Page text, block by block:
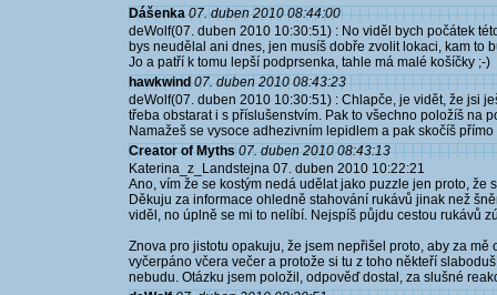
Dášenka 07. duben 2010 08:44:00
deWolf(07. duben 2010 10:30:51) : No viděl bych počátek
bys neudělal ani dnes, jen musíš dobře zvolit lokaci, kam to
Jo a patří k tomu lepší podprsenka, tahle má malé košíčky ;-)
hawkwind 07. duben 2010 08:43:23
deWolf(07. duben 2010 10:30:51) : Chlapče, je vidět, že jsi
třeba obstarat i s příslušenstvím. Pak to všechno položíš na
Namažeš se vysoce adhezivním lepidlem a pak skočíš
Creator of Myths 07. duben 2010 08:43:13
Katerina_z_Landstejna 07. duben 2010 10:22:21
Ano, vím že se kostým nedá udělat jako puzzle jen proto,
Děkuju za informace ohledně stahování rukávů jinak než
viděl, no úplně se mi to nelíbí. Nejspíš půjdu cestou rukávů
Znova pro jistotu opakuju, že jsem nepřišel proto, aby za
vyčerpáno včera večer a protože si tu z toho někteří
nebudu. Otázku jsem položil, odpověď dostal, za slušné